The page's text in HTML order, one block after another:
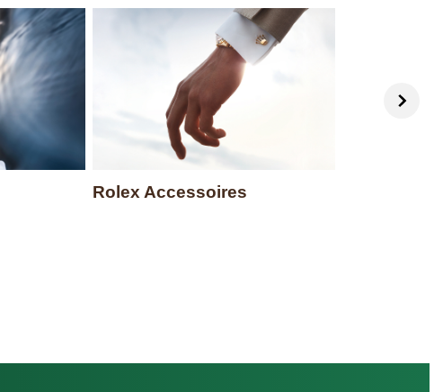
Rolex Accessoires